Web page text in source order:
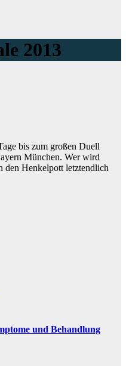
2013
bis zum großen Duell
München. Wer wird
den Henkelpott letztendlich
und Behandlung